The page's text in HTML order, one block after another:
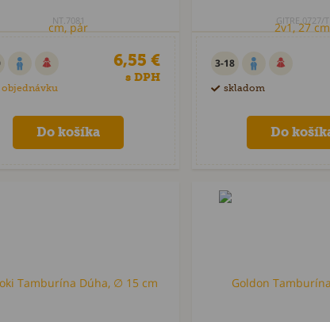
NT.7081
objednávku
6,55 €
s DPH
GITRE.0727/T
3-18
skladom